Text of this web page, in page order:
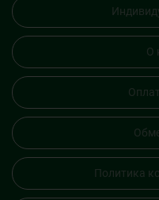
О
Политика